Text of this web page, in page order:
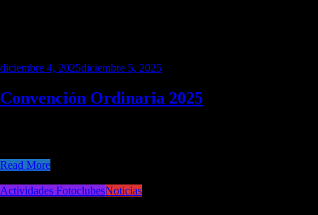
diciembre 4, 2025diciembre 5, 2025
Convención Ordinaria 2025
Read More
Actividades FotoclubesNoticias